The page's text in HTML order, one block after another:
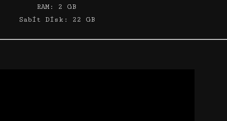
RAM: 2 GB
Sabit Disk: 22 GB